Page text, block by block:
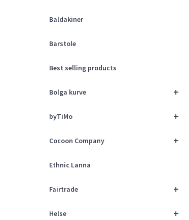
Baldakiner
Barstole
Best selling products
+
Bolga kurve
+
byTiMo
+
Cocoon Company
Ethnic Lanna
+
Fairtrade
+
Helse